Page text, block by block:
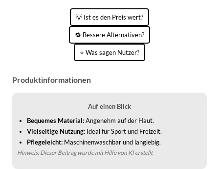
KINDERSCHUHE
LAUFSCHUHE
OUTDOOR-SCHUHE
SCHUHZUBEHÖR
SNEAKERS
STRANDTASCHEN
TASCHEN-ZUBEHÖR
💡 Ist es den Preis wert?
🔁 Bessere Alternativen?
⭐ Was sagen Nutzer?
Produktinformationen
Auf einen Blick
Bequemes Material:Angenehm auf der Haut.
Vielseitige Nutzung: Ideal für Sport und Freizeit.
Pflegeleicht: Maschinenwaschbar und langlebig.
Hinweis: Dieser Beitrag wurde mit Hilfe von KI erstellt